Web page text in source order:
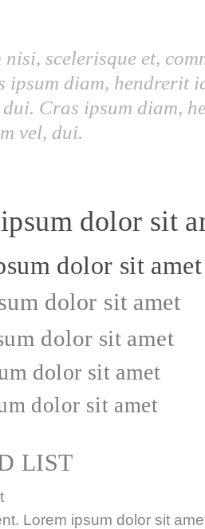
scelerisque et,
ipsum diam, hendrerit
Cras ipsum diam,
vel, dui.
dolor sit
dolor sit amet
dolor sit amet
dolor sit amet
dolor sit amet
dolor sit amet
LIST
Lorem ipsum dolor sit